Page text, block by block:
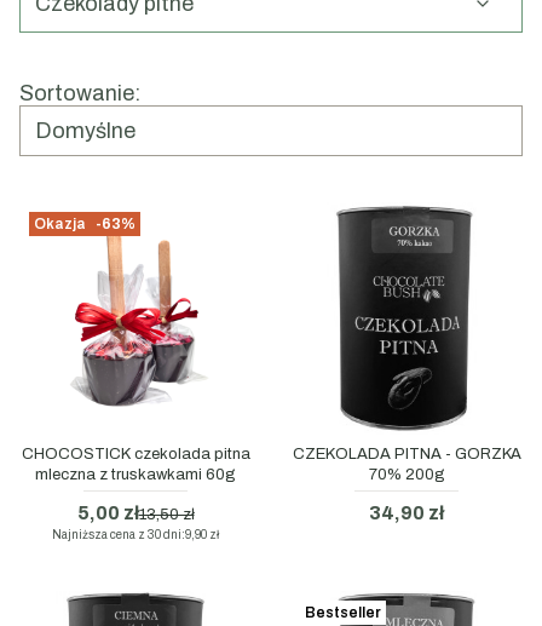
Lista produktów
Sortowanie:
Domyślne
Okazja -63%
CHOCOSTICK czekolada pitna
mleczna z truskawkami 60g
5,00 zł13,50 zł
Najniższa cena z 30 dni:9,90 zł
CZEKOLADA PITNA - GORZKA
70% 200g
34,90 zł
Bestseller